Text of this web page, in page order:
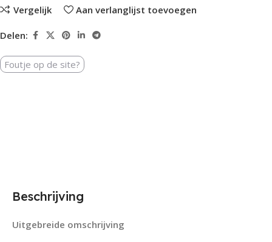
Vergelijk Aan verlanglijst toevoegen
Delen:
Foutje op de site?
Beschrijving
Uitgebreide omschrijving